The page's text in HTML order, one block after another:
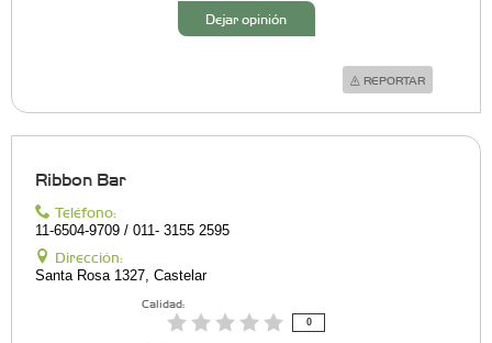
Dejar opinión
REPORTAR
Ribbon Bar
Teléfono:
11-6504-9709 / 011- 3155 2595
Dirección:
Santa Rosa 1327, Castelar
Calidad:
0